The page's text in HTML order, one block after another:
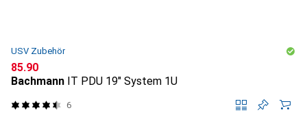
USV Zubehör
CHF
85.90
Bachmann IT PDU 19" System 1U
6